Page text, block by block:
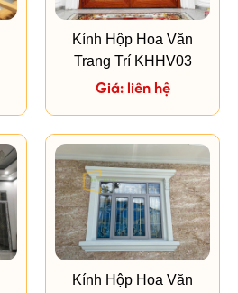
Kính Hộp Hoa Văn
Trang Trí KHHV03
Giá: liên hệ
Kính Hộp Hoa Văn